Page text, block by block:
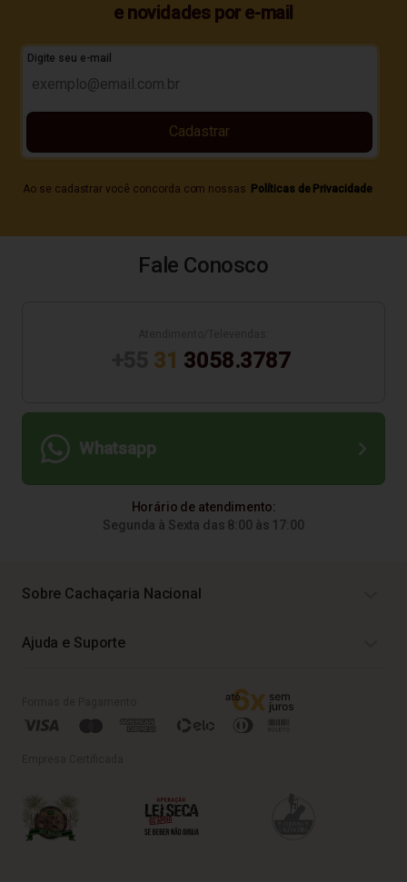
e novidades por e-mail
Digite seu e-mail
Ao se cadastrar você concorda com nossas Políticas de Privacidade
Cadastrar
Fale Conosco
31 3058.3787
Whatsapp
Horário de atendimento:
Segunda à Sexta das 8:00 às 17:00
Sobre Cachaçaria Nacional
Ajuda e Suporte